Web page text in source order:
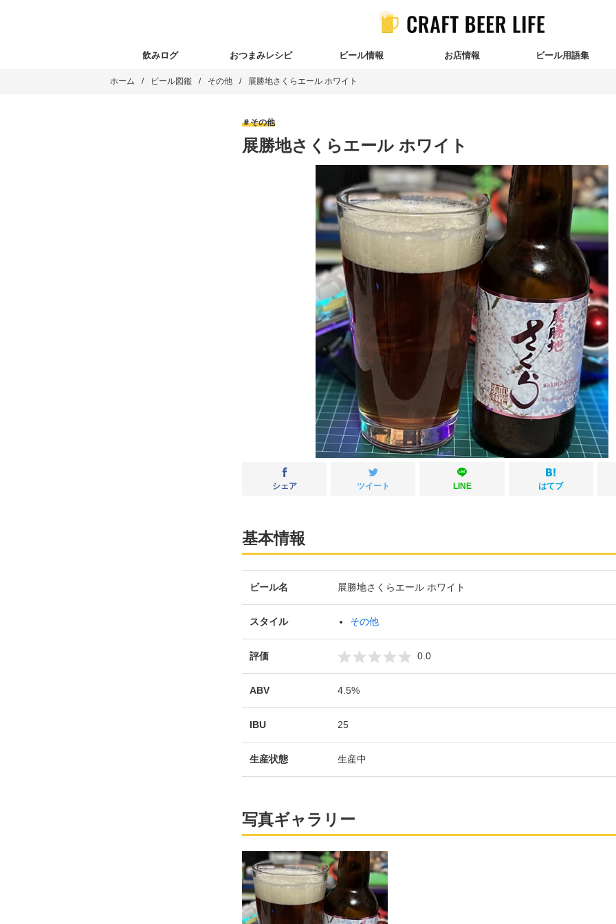
飲みログ おつまみレシピ ビール情報 お店情報 ビール用語集
ホーム ビール図鑑 その他 展勝地さくらエール ホワイト
その他
展勝地さくらエール ホワイト
シェア ツイート LINE はてブ
基本情報
ビール名 展勝地さくらエール ホワイト
スタイル その他
評価 0.0
ABV 4.5%
IBU 25
生産状態 生産中
写真ギャラリー